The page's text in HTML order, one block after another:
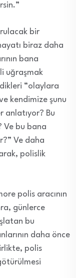
bir
biraz daha
bana
uğraşmak
“olaylara
kendimize şunu
anlatıyor? Bu
Ve bu bana
Ve daha
polislik
polis aracının
günlerce
bu
daha önce
polis